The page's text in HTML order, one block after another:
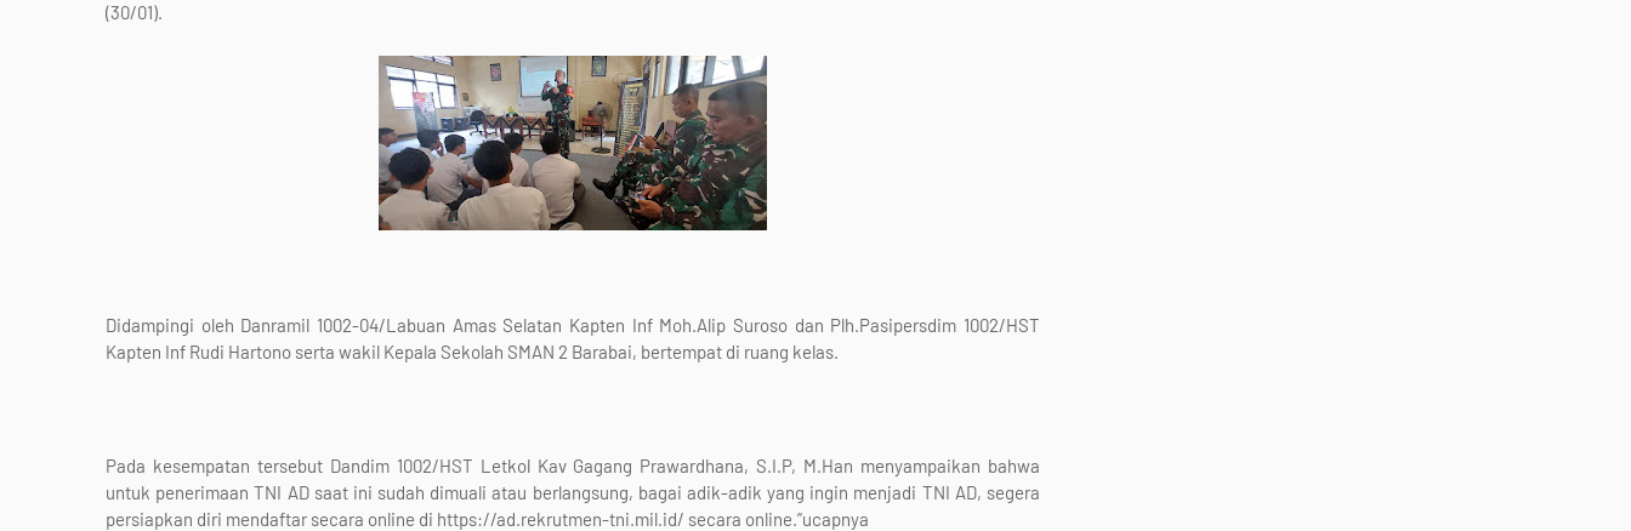
(30/01).
Didampingi oleh Danramil 1002-04/Labuan Amas Selatan Kapten Inf Moh.Alip Suroso dan Plh.Pasipersdim 1002/HST
Kapten Inf Rudi Hartono serta wakil Kepala Sekolah SMAN 2 Barabai, bertempat di ruang kelas.
Pada kesempatan tersebut Dandim 1002/HST Letkol Kav Gagang Prawardhana, S.I.P, M.Han menyampaikan bahwa
untuk penerimaan TNI AD saat ini sudah dimuali atau berlangsung, bagai adik-adik yang ingin menjadi TNI AD, segera
persiapkan diri mendaftar secara online di https://ad.rekrutmen-tni.mil.id/ secara online.”ucapnya